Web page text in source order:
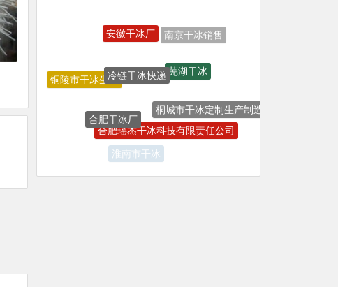
宣城市干冰销售
淮南市干冰
干冰清洗
桐城市干冰定制生产制造
合肥瑶杰干冰科技有限责任公司
铜陵市干冰生产